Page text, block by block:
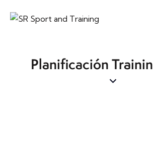
Planificación